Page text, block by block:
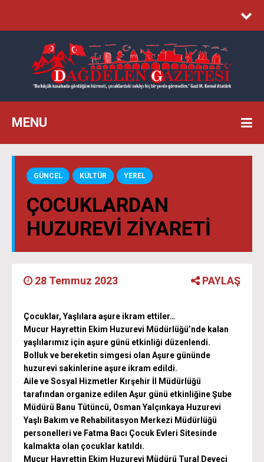
MENU
GÜNCEL KÜLTÜR YEREL
ÇOCUKLARDAN
HUZUREVI ZIYARETI
28 Temmuz 2023 PAYLAŞ
Çocuklar, Yaşlılara aşure ikram ettiler…
Mucur Hayrettin Ekim Huzurevi Müdürlüğü’nde kalan
yaşlılarımız için aşure günü etkinliği düzenlendi.
Bolluk ve bereketin simgesi olan Aşure gününde
huzurevi sakinlerine aşure ikram edildi.
Aile ve Sosyal Hizmetler Kırşehir İl Müdürlüğü
tarafından organize edilen Aşur günü etkinliğine Şube
Müdürü Banu Tütüncü, Osman Yalçınkaya Huzurevi
Yaşlı Bakım ve Rehabilitasyon Merkezi Müdürlüğü
personelleri ve Fatma Bacı Çocuk Evleri Sitesinde
kalmakta olan çocuklar katıldı.
Mucur Hayrettin Ekim Huzurevi Müdürü Tural Deveci